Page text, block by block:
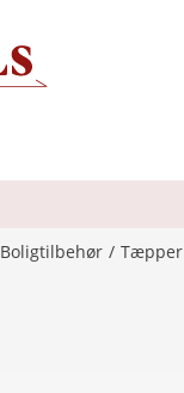
Boligtilbehør Tæpper